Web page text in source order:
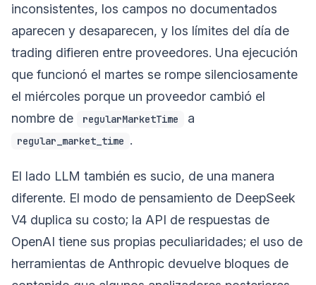
inconsistentes, los campos no documentados
aparecen y desaparecen, y los límites del día de
trading difieren entre proveedores. Una ejecución
que funcionó el martes se rompe silenciosamente
el miércoles porque un proveedor cambió el
nombre de
regularMarketTime a
regular_market_time .
El lado LLM también es sucio, de una manera
diferente. El modo de pensamiento de DeepSeek
V4 duplica su costo; la API de respuestas de
OpenAI tiene sus propias peculiaridades; el uso de
herramientas de Anthropic devuelve bloques de